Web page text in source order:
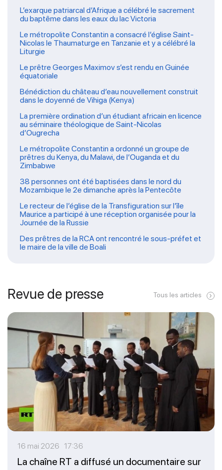
L’exarque patriarcal d’Afrique a célébré le sacrement
du baptême dans les eaux du lac Victoria
Le métropolite Constantin a consacré l’église Saint-
Nicolas le Thaumaturge en Tanzanie et y a célébré la
Liturgie
Le prêtre Georges Maximov s’est rendu en Guinée
équatoriale
Bénédiction du château d’eau nouvellement construit
dans le doyenné de Vihiga (Kenya)
La première ordination d’un étudiant africain en licence
au séminaire théologique de Saint-Nicolas
d’Ougrecha
Le métropolite Constantin a ordonné un groupe de
prêtres du Kenya, du Malawi, de l’Ouganda et du
Zimbabwe
38 personnes ont été baptisées dans le nord du
Mozambique le 2e dimanche après la Pentecôte
Le recteur de l’église de la Transfiguration sur l’île
Maurice a participé à une réception organisée pour la
Journée de la Russie
Des prêtres de la RCA ont rencontré le sous-préfet et
le maire de la ville de Boali
Revue de presse Tous les articles
16 mai 2026 17:36
La chaîne RT a diffusé un documentaire sur